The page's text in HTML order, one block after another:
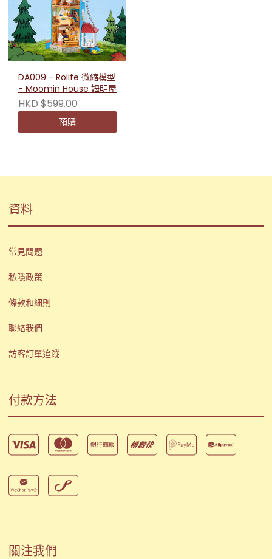
DA009 - Rolife 微縮模型
- Moomin House 姆明屋
HKD $599.00
預購
資料
常見問題
私隱政策
條款和細則
聯絡我們
訪客訂單追蹤
付款方法
關注我們